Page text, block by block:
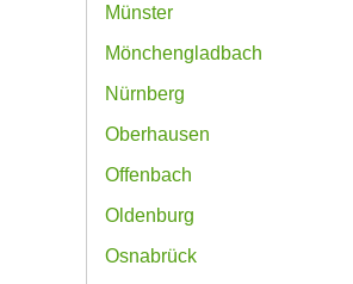
Münster
Mönchengladbach
Nürnberg
Oberhausen
Offenbach
Oldenburg
Osnabrück